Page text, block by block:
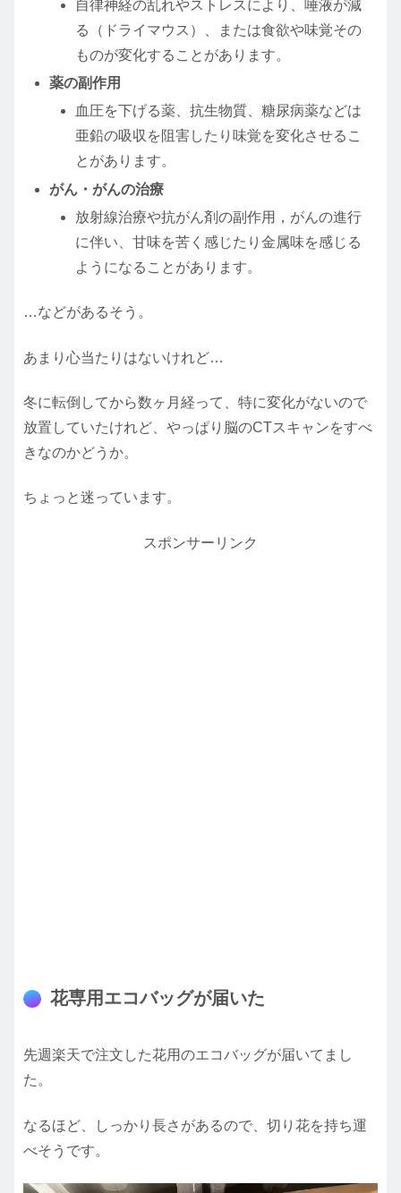
自律神経の乱れやストレスにより、唾液が減
る（ドライマウス）、または食欲や味覚その
ものが変化することがあります。
薬の副作用
血圧を下げる薬、抗生物質、糖尿病薬などは
亜鉛の吸収を阻害したり味覚を変化させるこ
とがあります。
がん・がんの治療
放射線治療や抗がん剤の副作用，がんの進行
に伴い、甘味を苦く感じたり金属味を感じる
ようになることがあります。
…などがあるそう。
あまり心当たりはないけれど…
冬に転倒してから数ヶ月経って、特に変化がないので
放置していたけれど、やっぱり脳のCTスキャンをすべ
きなのかどうか。
ちょっと迷っています。
スポンサーリンク
花専用エコバッグが届いた
先週楽天で注文した花用のエコバッグが届いてまし
た。
なるほど、しっかり長さがあるので、切り花を持ち運
べそうです。